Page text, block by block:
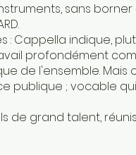
sans
Cappella indique,
profondément
de l'ensemble.
publique ; vocable
de grand talent,